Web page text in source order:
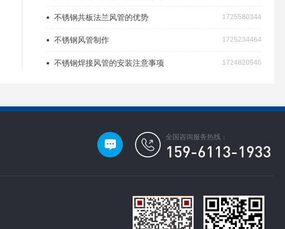
不锈钢共板法兰风管的优势 1725580344
不锈钢风管制作 1725234464
不锈钢焊接风管的安装注意事项 1724820546
全国咨询服务热线：
159-6113-1933